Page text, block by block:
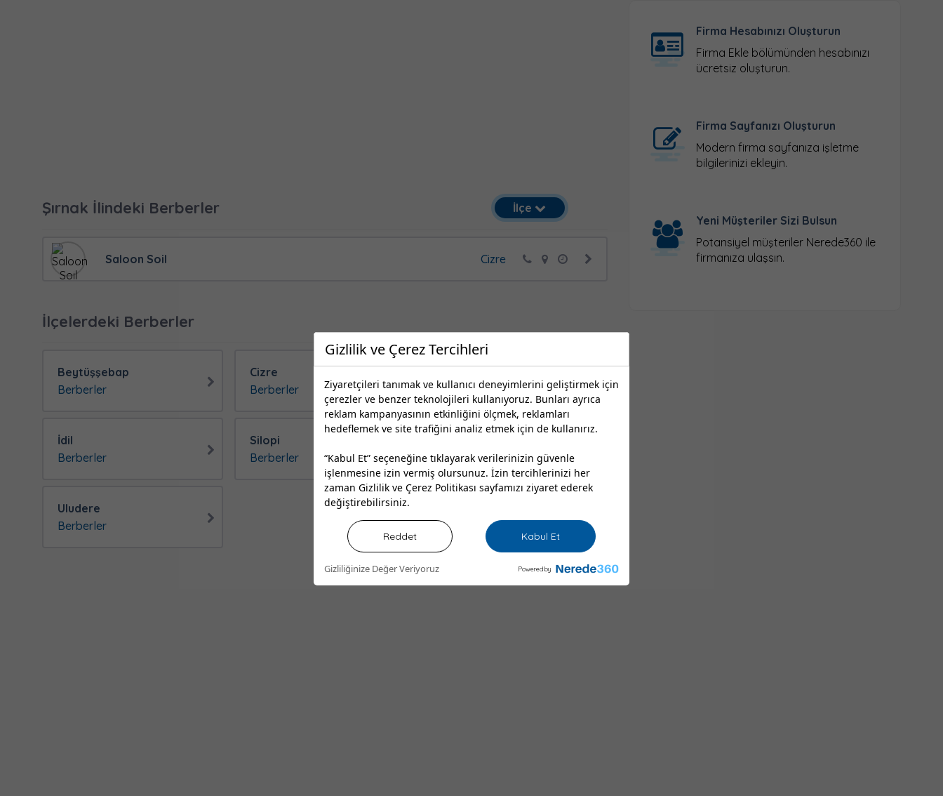
Gizlilik ve Çerez Tercihleri
Ziyaretçileri tanımak ve kullanıcı deneyimlerini geliştirmek için
çerezler ve benzer teknolojileri kullanıyoruz. Bunları ayrıca
reklam kampanyasının etkinliğini ölçmek, reklamları
hedeflemek ve site trafiğini analiz etmek için de kullanırız.
“Kabul Et” seçeneğine tıklayarak verilerinizin güvenle
işlenmesine izin vermiş olursunuz. İzin tercihlerinizi her
zaman Gizlilik ve Çerez Politikası sayfamızı ziyaret ederek
değiştirebilirsiniz.
Reddet Kabul Et
Gizliliğinize Değer Veriyoruz Powered by
Şırnak İlindeki Berberler İlçe
Saloon Soil Cizre
İlçelerdeki Berberler
Beytüşşebap
Berberler
Cizre
Berberler
Berberler
İdil
Berberler
Silopi
Berberler
Berberler
Uludere
Berberler
Firma Hesabınızı Oluşturun
Firma Ekle bölümünden hesabınızı
ücretsiz oluşturun.
Firma Sayfanızı Oluşturun
Modern firma sayfanıza işletme
bilgilerinizi ekleyin.
Yeni Müşteriler Sizi Bulsun
Potansiyel müşteriler Nerede360 ile
firmanıza ulaşsın.